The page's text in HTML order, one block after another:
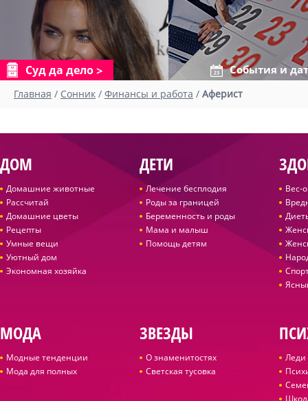
Суд да дело События и
Главная / Сонник / Финансы и работа / Аферист
ДОМ
Домашние животные
Рассчитай
Домашние цветы
Рецепты
Умные вещи
Уютный дом
Экономная хозяйка
ДЕТИ
Лечение бесплодия
Роды за границей
Беременность и роды
Мама и малыш
Помощь детям
Вес-
МОДА
Модные тенденции
Мода для полных
ЗВЕЗДЫ
О знаменитостях
Светская тусовка
Леди